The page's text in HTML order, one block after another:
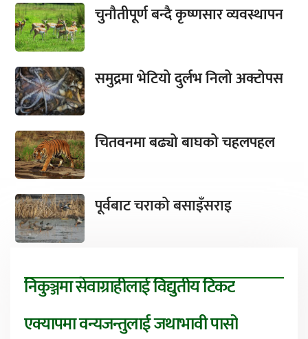
चुनौतीपूर्ण बन्दै कृष्णसार व्यवस्थापन
समुद्रमा भेटियो दुर्लभ निलो अक्टोपस
चितवनमा बढ्यो बाघको चहलपहल
पूर्वबाट चराको बसाइँसराइ
निकुञ्जमा सेवाग्राहीलाई विद्युतीय टिकट
एक्यापमा वन्यजन्तुलाई जथाभावी पासो